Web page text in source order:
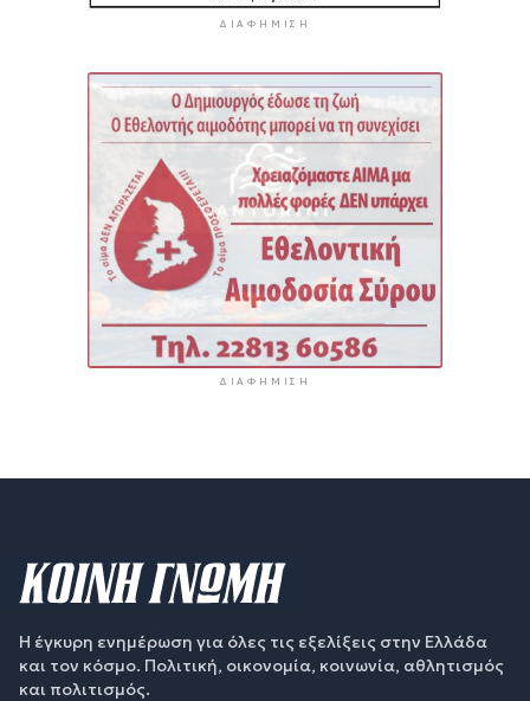
ΔΙΑΦΉΜΙΣΗ
ΔΙΑΦΉΜΙΣΗ
Η έγκυρη ενημέρωση για όλες τις εξελίξεις στην Ελλάδα
και τον κόσμο. Πολιτική, οικονομία, κοινωνία, αθλητισμός
και πολιτισμός.